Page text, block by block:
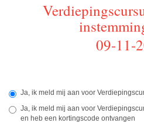
09-11-
Ja, ik meld mij aan voor
Ja, ik meld mij aan voor
en heb een kortingscode ontvangen